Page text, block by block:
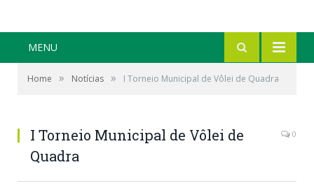
MENU
Home » Notícias » I Torneio Municipal de Vôlei de Quadra
I Torneio Municipal de Vôlei de
Quadra
0